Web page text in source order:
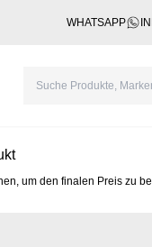
WHATSAPP
um den finalen Preis zu